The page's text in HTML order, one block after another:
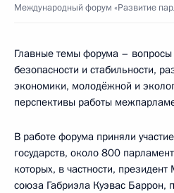
Международный форум «Развитие
Главные темы форума –
безопасности и стабильности,
экономики, молодёжной и
перспективы работы
В работе форума приняли
государств, около 800
которых, в частности,
союза Габриэла Куэвас Баррон,